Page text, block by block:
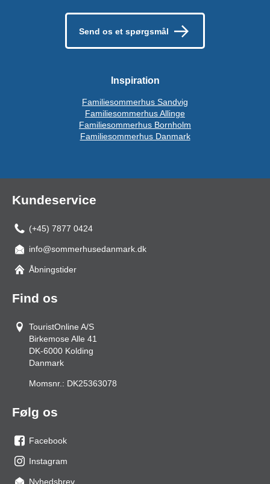
Send os et spørgsmål
Inspiration
Familiesommerhus Sandvig
Familiesommerhus Allinge
Familiesommerhus Bornholm
Familiesommerhus Danmark
Kundeservice
(+45) 7877 0424
info@sommerhusedanmark.dk
Åbningstider
Find os
TouristOnline A/S
Birkemose Alle 41
DK-6000 Kolding
Danmark
Momsnr.: DK25363078
Følg os
os
på
Facebook
os
Instagram
Nyhedsbrev